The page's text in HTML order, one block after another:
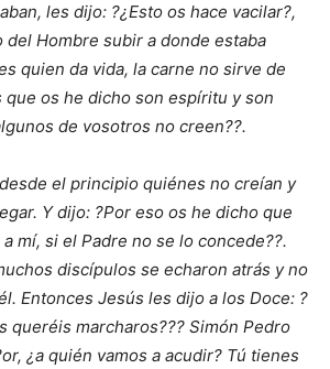
les dijo: ?¿Esto os hace vacilar?,
del Hombre subir a donde estaba
quien da vida, la carne no sirve de
que os he dicho son espíritu y son
de vosotros no creen??.
el principio quiénes no creían y
Y dijo: ?Por eso os he dicho que
mí, si el Padre no se lo concede??.
discípulos se echaron atrás y no
Entonces Jesús les dijo a los Doce: ?
queréis marcharos??? Simón Pedro
¿a quién vamos a acudir? Tú tienes